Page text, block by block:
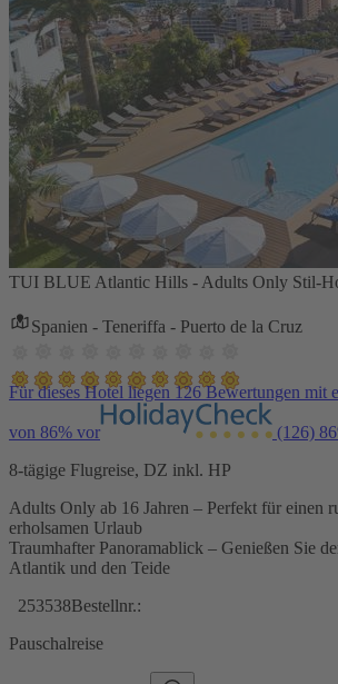
TUI BLUE Atlantic Hills - Adults Only Stil-
Spanien - Teneriffa - Puerto de la Cruz
Für dieses Hotel liegen 126 Bewertungen mit
von 86% vor (126)
8-tägige Flugreise, DZ inkl. HP
Adults Only ab 16 Jahren – Perfekt für einen
erholsamen Urlaub
Traumhafter Panoramablick – Genießen Sie
Atlantik und den Teide
253538Bestellnr.:
Pauschalreise